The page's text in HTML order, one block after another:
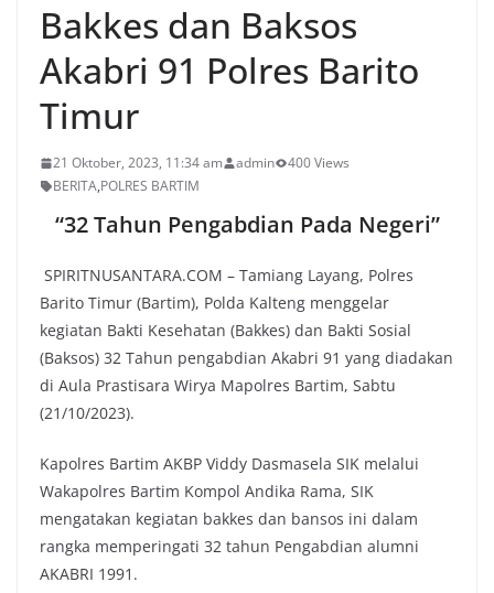
Bakkes dan Baksos
Akabri 91 Polres Barito
Timur
21 Oktober, 2023, 11:34 am admin
400 Views
BERITA,POLRES BARTIM
“32 Tahun Pengabdian Pada Negeri”
SPIRITNUSANTARA.COM – Tamiang Layang, Polres
Barito Timur (Bartim), Polda Kalteng menggelar
kegiatan Bakti Kesehatan (Bakkes) dan Bakti Sosial
(Baksos) 32 Tahun pengabdian Akabri 91 yang diadakan
di Aula Prastisara Wirya Mapolres Bartim, Sabtu
(21/10/2023).
Kapolres Bartim AKBP Viddy Dasmasela SIK melalui
Wakapolres Bartim Kompol Andika Rama, SIK
mengatakan kegiatan bakkes dan bansos ini dalam
rangka memperingati 32 tahun Pengabdian alumni
AKABRI 1991.